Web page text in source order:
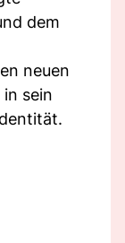
dem
neuen
sein